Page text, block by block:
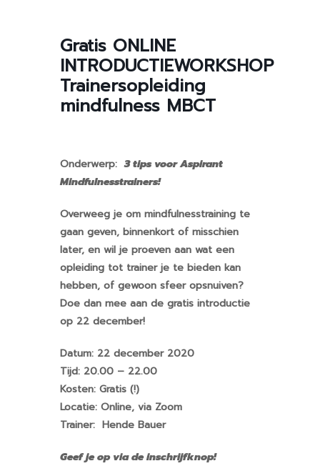
Gratis ONLINE
INTRODUCTIEWORKSHOP
Trainersopleiding
mindfulness MBCT
Onderwerp:3 tips voor Aspirant
Mindfulnesstrainers!
Overweeg je om mindfulnesstraining te
gaan geven, binnenkort of misschien
later, en wil je proeven aan wat een
opleiding tot trainer je te bieden kan
hebben, of gewoon sfeer opsnuiven?
Doe dan mee aan de gratis introductie
op 22 december!
Datum: 22 december 2020
Tijd: 20.00 – 22.00
Kosten: Gratis (!)
Locatie: Online, via Zoom
Trainer: Hende Bauer
Geef je op via de inschrijfknop!